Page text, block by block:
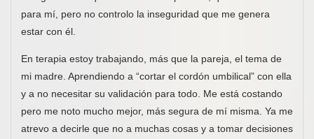
para mí, pero no controlo la inseguridad que me genera
estar con él.
En terapia estoy trabajando, más que la pareja, el tema de
mi madre. Aprendiendo a “cortar el cordón umbilical” con ella
y a no necesitar su validación para todo. Me está costando
pero me noto mucho mejor, más segura de mí misma. Ya me
atrevo a decirle que no a muchas cosas y a tomar decisiones